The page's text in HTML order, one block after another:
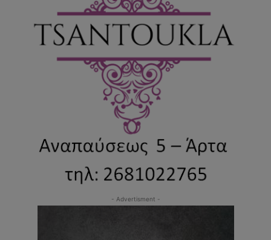
- Advertisment -